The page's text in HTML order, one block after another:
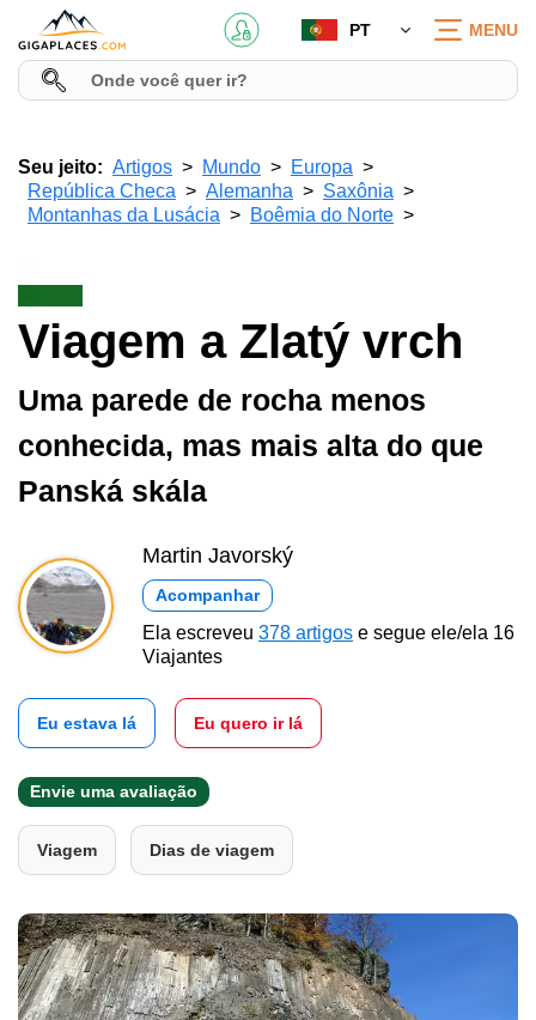
PT MENU
Seu jeito: Artigos Mundo
Europa
República Checa
Alemanha
Saxônia
Montanhas da Lusácia
Boêmia do Norte
Viagem a Zlatý vrch
Uma parede de rocha menos
conhecida, mas mais alta do que
Panská skála
Martin Javorský
Acompanhar
Ela escreveu 378 artigos e segue ele/ela 16
Viajantes
Eu estava lá Eu quero ir lá
Envie uma avaliação
Viagem Dias de viagem